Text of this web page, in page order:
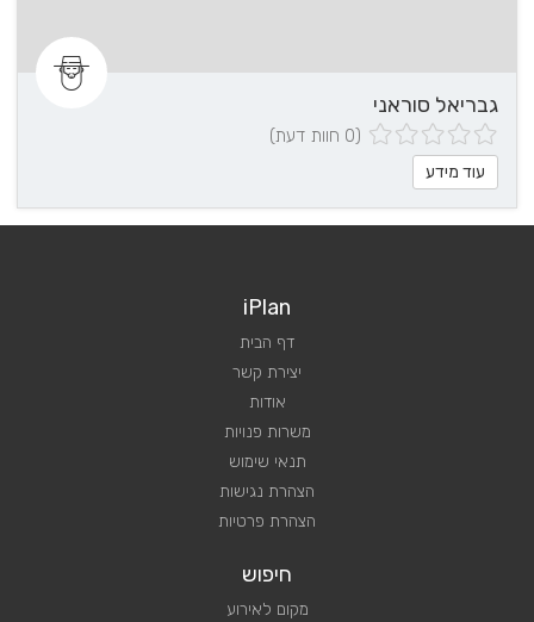
גבריאל סוראני
(0 חוות דעת)
עוד מידע
iPlan
דף הבית
יצירת קשר
אודות
משרות פנויות
תנאי שימוש
הצהרת נגישות
הצהרת פרטיות
חיפוש
מקום לאירוע